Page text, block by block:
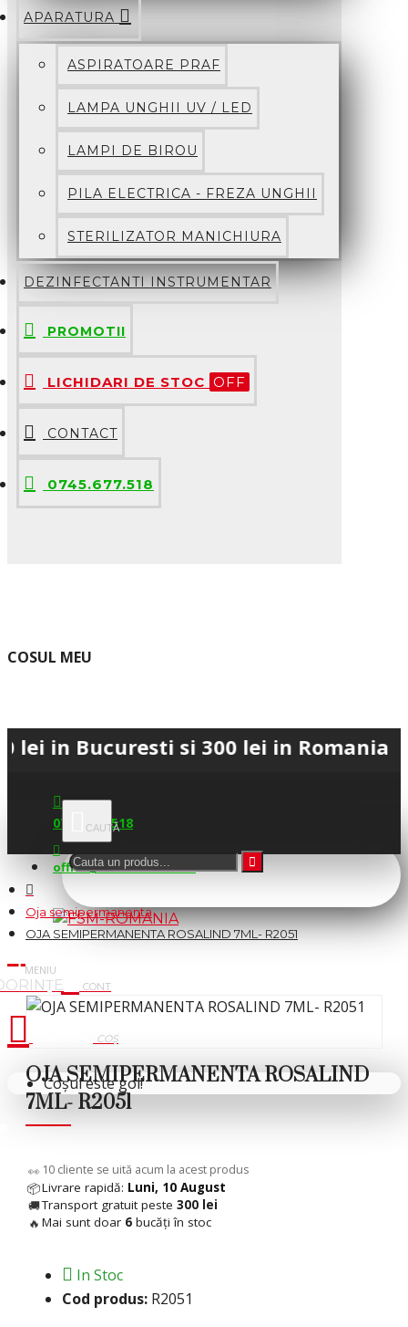
APARATURA
ASPIRATOARE PRAF
LAMPA UNGHII UV / LED
LAMPI DE BIROU
PILA ELECTRICA - FREZA UNGHII
STERILIZATOR MANICHIURA
DEZINFECTANTI INSTRUMENTAR
PROMOTII
LICHIDARI DE STOC OFF
CONTACT
0745.677.518
COSUL MEU
si 300 lei in Romania • 💳
0745.677.518
office@fsm-romania.ro
Coșul este gol!
Oja semipermanenta
OJA SEMIPERMANENTA ROSALIND 7ML- R2051
OJA SEMIPERMANENTA ROSALIND
7ML- R2051
👀 6cliente se uită acum la acest produs
📦Livrare rapidă: Luni, 10 August
🚚Transport gratuit peste 300 lei
🔥 Mai sunt doar 6 bucăți în stoc
In Stoc
Cod produs: R2051